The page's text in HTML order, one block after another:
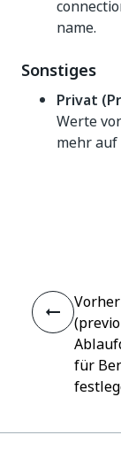
name.
Sonstiges
Privat
Werte
mehr
für